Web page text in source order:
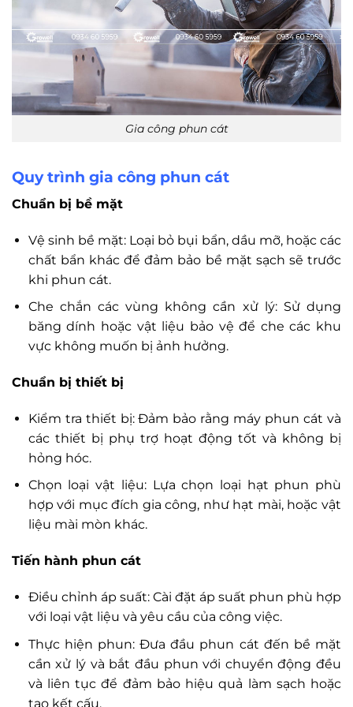
Gia công phun cát
Quy trình gia công phun cát
Chuẩn bị bề mặt
Vệ sinh bề mặt: Loại bỏ bụi bẩn, dầu mỡ, hoặc các
chất bẩn khác để đảm bảo bề mặt sạch sẽ trước
khi phun cát.
Che chắn các vùng không cần xử lý: Sử dụng
băng dính hoặc vật liệu bảo vệ để che các khu
vực không muốn bị ảnh hưởng.
Chuẩn bị thiết bị
Kiểm tra thiết bị: Đảm bảo rằng máy phun cát và
các thiết bị phụ trợ hoạt động tốt và không bị
hỏng hóc.
Chọn loại vật liệu: Lựa chọn loại hạt phun phù
hợp với mục đích gia công, như hạt mài, hoặc vật
liệu mài mòn khác.
Tiến hành phun cát
Điều chỉnh áp suất: Cài đặt áp suất phun phù hợp
với loại vật liệu và yêu cầu của công việc.
Thực hiện phun: Đưa đầu phun cát đến bề mặt
cần xử lý và bắt đầu phun với chuyển động đều
và liên tục để đảm bảo hiệu quả làm sạch hoặc
tạo kết cấu.